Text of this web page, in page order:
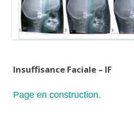
Insuffisance Faciale – IF
Page en construction.